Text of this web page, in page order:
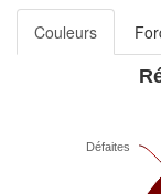
Couleurs
Défaites